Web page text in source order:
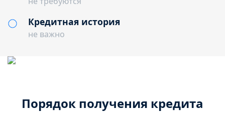
Кредитная история
не важно
Порядок получения кредита